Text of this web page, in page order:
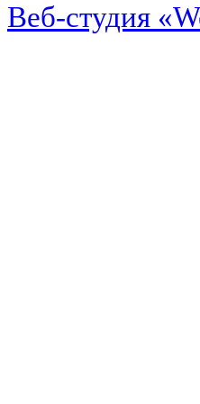
Веб-студия